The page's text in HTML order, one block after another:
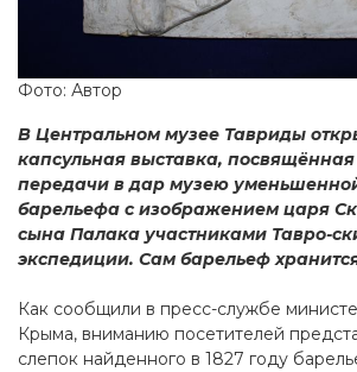
Фото: Автор
В Центральном музее Тавриды
капсульная выставка,
передачи в дар музею
барельефа с изображением царя
сына Палака участниками Тавро-
экспедиции. Сам барельеф
Как сообщили в пресс-службе
Крыма, вниманию посетителей
слепок найденного в 1827 году